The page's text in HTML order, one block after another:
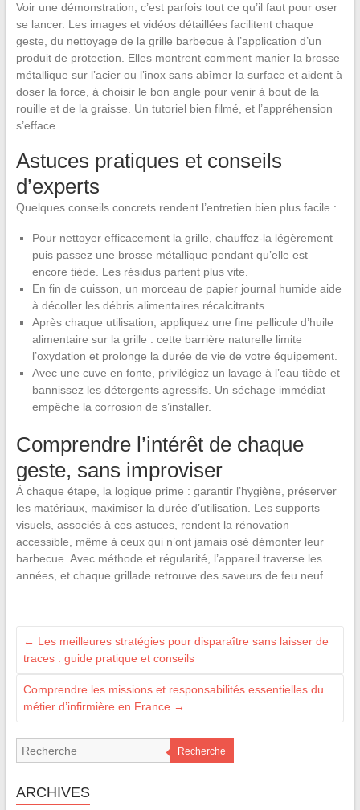
Voir une démonstration, c’est parfois tout ce qu’il faut pour oser
se lancer. Les images et vidéos détaillées facilitent chaque
geste, du nettoyage de la grille barbecue à l’application d’un
produit de protection. Elles montrent comment manier la brosse
métallique sur l’acier ou l’inox sans abîmer la surface et aident à
doser la force, à choisir le bon angle pour venir à bout de la
rouille et de la graisse. Un tutoriel bien filmé, et l’appréhension
s’efface.
Astuces pratiques et conseils
d’experts
Quelques conseils concrets rendent l’entretien bien plus facile :
Pour nettoyer efficacement la grille, chauffez-la légèrement
puis passez une brosse métallique pendant qu’elle est
encore tiède. Les résidus partent plus vite.
En fin de cuisson, un morceau de papier journal humide aide
à décoller les débris alimentaires récalcitrants.
Après chaque utilisation, appliquez une fine pellicule d’huile
alimentaire sur la grille : cette barrière naturelle limite
l’oxydation et prolonge la durée de vie de votre équipement.
Avec une cuve en fonte, privilégiez un lavage à l’eau tiède et
bannissez les détergents agressifs. Un séchage immédiat
empêche la corrosion de s’installer.
Comprendre l’intérêt de chaque
geste, sans improviser
À chaque étape, la logique prime : garantir l’hygiène, préserver
les matériaux, maximiser la durée d’utilisation. Les supports
visuels, associés à ces astuces, rendent la rénovation
accessible, même à ceux qui n’ont jamais osé démonter leur
barbecue. Avec méthode et régularité, l’appareil traverse les
années, et chaque grillade retrouve des saveurs de feu neuf.
← Les meilleures stratégies pour disparaître sans laisser de
traces : guide pratique et conseils
Comprendre les missions et responsabilités essentielles du
métier d’infirmière en France →
Recherche
ARCHIVES